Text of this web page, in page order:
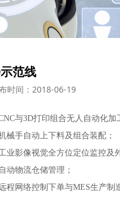
范线
时间：2018-06-19
与3D打印组合无人自动化加
械手自动上下料及组合装配；
业影像视觉全方位定位监控及
自动物流仓储管理；
程网络控制下单与MES生产制